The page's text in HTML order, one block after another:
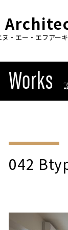
・エー・エフアー
Works
042